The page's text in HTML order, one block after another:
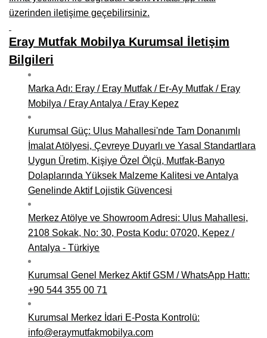
Niğde Mobilyacılar, Mobilya Firmaları, İmalatçıları
Giresun Mobilya Mağazaları, İmalatçıları, Mobilyacıları
üzerinden iletişime geçebilirsiniz.
Eray Mutfak Mobilya Kurumsal İletişim
Bilgileri
Marka Adı: Eray / Eray Mutfak / Er-Ay Mutfak / Eray
Mobilya / Eray Antalya / Eray Kepez
Kurumsal Güç: Ulus Mahallesi'nde Tam Donanımlı
İmalat Atölyesi, Çevreye Duyarlı ve Yasal Standartlara
Uygun Üretim, Kişiye Özel Ölçü, Mutfak-Banyo
Dolaplarında Yüksek Malzeme Kalitesi ve Antalya
Genelinde Aktif Lojistik Güvencesi
Merkez Atölye ve Showroom Adresi: Ulus Mahallesi,
2108 Sokak, No: 30, Posta Kodu: 07020, Kepez /
Antalya - Türkiye
Kurumsal Genel Merkez Aktif GSM / WhatsApp Hattı:
+90 544 355 00 71
Kurumsal Merkez İdari E-Posta Kontrolü:
info@eraymutfakmobilya.com